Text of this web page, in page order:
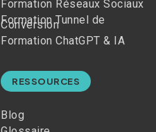
Formation Réseaux Sociaux
Formation Tunnel de
Conversion
Formation ChatGPT & IA
RESSOURCES
Blog